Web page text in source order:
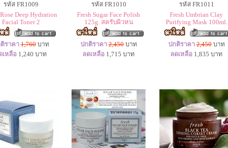
รหัส FR1009
Deep Hydration
Facial Toner 2
ราคา1,760บาท
เหลือ 1,240 บาท
รหัส FR1010
Fresh Sugar Face Polish
125g. สครับผิวหน
ปกติราคา 2,450บาท
ลดเหลือ 1,715 บาท
รหัส FR1011
Fresh Umbrian Clay
Purifying Mask 100ml.
ปกติราคา 2,450บาท
ลดเหลือ 1,835 บาท